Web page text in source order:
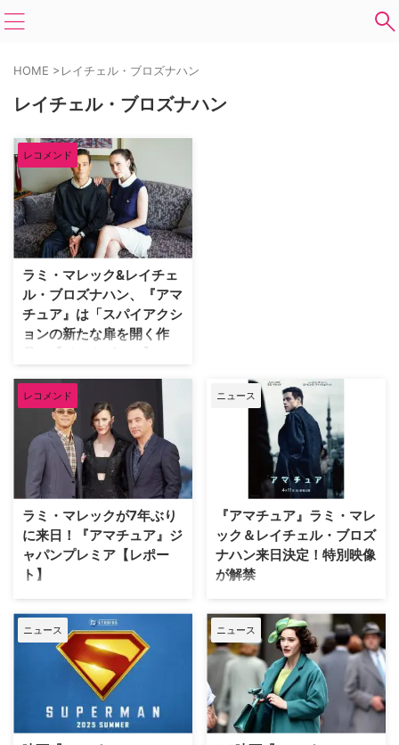
HOME >レイチェル・ブロズナハン
レイチェル・ブロズナハン
レコメンド
ラミ・マレック&レイチェ
ル・ブロズナハン、『アマ
チュア』は「スパイアクシ
ョンの新たな扉を開く作
品」【インタビュー】
本日より劇場で公開が開始した
『アマチュア』。本作は最愛の妻
をテロ事件で失ったCIA分析官が
たった一人で挑む復讐劇の行方を
描く、予測不能なスパイアクショ
ン・サスペンスとなっている。今
回、殺しは“アマチュア”の主人
公・チャーリーを演じるラミ・マ
レックと、チャーリーの妻・サラ
を演じるレイチェル・ブロズナハ
ンにインタビュー！ 本作への出
演の決め手や、映画とドラマのア
マチュア』ラミ・マレック＆レイ
チェル・ブロズナハン ――本作
の出演の決め手は何ですか？ ラ
レコメンド
ラミ・マレックが7年ぶり
に来日！『アマチュア』ジ
ャパンプレミア【レポー
ト】
4月9日（水）、TOHO シネマズ
六本木ヒルズにて映画『アマチュ
ア』ジャパンプレミアが開催。主
演のラミ・マレック、レイチェ
ル・ブロズナハン、ジェームズ・
ホーズ監督が登壇し、ファンと交
流した。その様子をレポートす
る。 ラミ・マレック、レイチェ
ニュース
『アマチュア』ラミ・マレ
ック＆レイチェル・ブロズ
ナハン来日決定！特別映像
が解禁
『ミッション：インポッシブ
ル』、 『ボーン・アイデンティ
ティ』に次ぐ、新たなるスパイア
クション・サスペンスが誕生！
スパイ映画史上最も地味（アマチ
ュア）な主人公、殺しは“アマチ
ュア”のCIA分析官チャーリーが、
最愛の妻の命を奪った国際テロ組
ニュース ニュース